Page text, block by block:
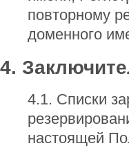
повторному
доменного
4.
4.1. Списки
настоящей